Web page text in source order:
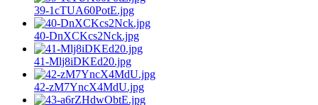
39-1cTUA60PotE.jpg
40-DnXCKcs2Nck.jpg
41-Mlj8iDKEd20.jpg
42-zM7YncX4MdU.jpg